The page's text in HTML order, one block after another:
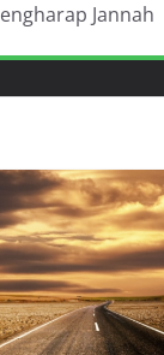
Jannah